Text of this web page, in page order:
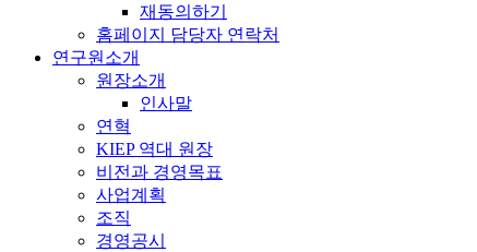
재동의하기
홈페이지 담당자 연락처
연구원소개
원장소개
인사말
연혁
KIEP 역대 원장
비전과 경영목표
사업계획
조직
경영공시